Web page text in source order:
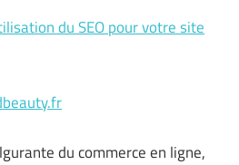
du SEO pour votre site
du commerce en ligne,